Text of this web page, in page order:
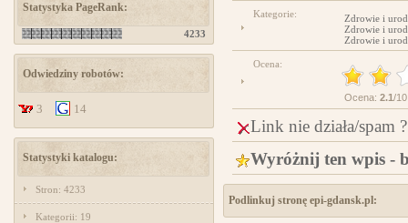
Statystyka PageRank:
4233
Odwiedziny robotów:
3 14
Statystyki katalogu:
Stron: 4233
Kategorii: 19
Kategorie:
Zdrowie i
Zdrowie i
Zdrowie i
Ocena:
Ocena: 2.1/
Link nie działa/spam ?
Wyróżnij ten wpis -
Podlinkuj stronę epi-gdansk.pl: